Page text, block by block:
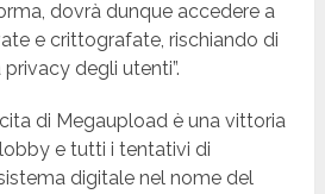
dovrà dunque accedere a
e crittografate, rischiando di
degli utenti”.
di Megaupload è una vittoria
e tutti i tentativi di
digitale nel nome del